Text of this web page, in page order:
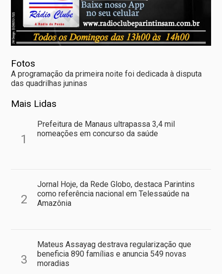
Fotos
A programação da primeira noite foi dedicada à disputa
das quadrilhas juninas
Mais Lidas
1
Prefeitura de Manaus ultrapassa 3,4 mil
nomeações em concurso da saúde
2
Jornal Hoje, da Rede Globo, destaca Parintins
como referência nacional em Telessaúde na
Amazônia
3
Mateus Assayag destrava regularização que
beneficia 890 famílias e anuncia 549 novas
moradias